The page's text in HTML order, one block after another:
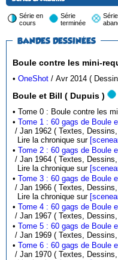
Série en
cours
Série
terminée
Série
BANDES DESSINÉES
Boule contre les mini-
•OneShot
Boule et Bill ( Dupuis )
•Tome 1 : 60 gags de Boule
/ Jan 1962 ( Textes,
Lire la chronique sur
•Tome 2 : 60 gags de Boule
/ Jan 1964 ( Textes,
Lire la chronique sur
•Tome 3 : 60 gags de Boule
/ Jan 1966 ( Textes,
Lire la chronique sur
•Tome 4 : 60 gags de Boule
/ Jan 1967 ( Textes,
•Tome 5 : 60 gags de Boule
/ Jan 1969 ( Textes,
•Tome 6 : 60 gags de Boule
/ Jan 1970 ( Textes,